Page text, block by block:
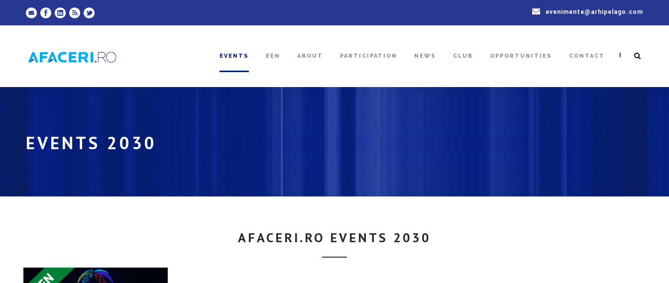
evenimente@arhipelago.com
EVENTS EEN ABOUT PARTICIPATION NEWS CLUB OPPORTUNITIES CONTACT |
EVENTS 2030
AFACERI.RO EVENTS 2030